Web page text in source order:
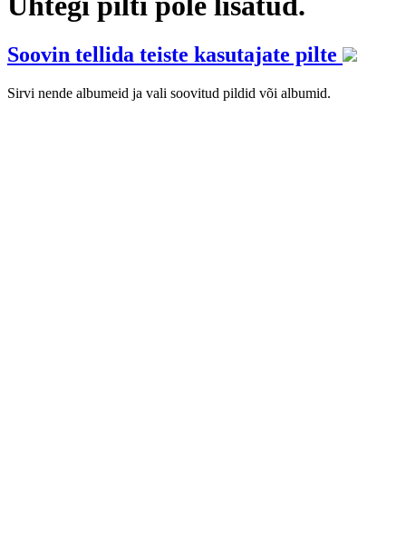
Soovin tellida teiste kasutajate pilte
Sirvi nende albumeid ja vali soovitud pildid või albumid.